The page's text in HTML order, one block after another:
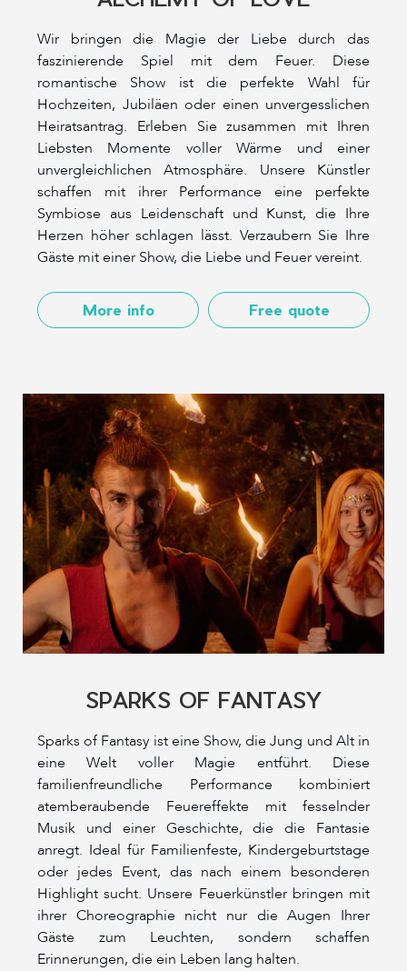
Wir bringen die Magie der Liebe durch das
faszinierende Spiel mit dem Feuer. Diese
romantische Show ist die perfekte Wahl für
Hochzeiten, Jubiläen oder einen unvergesslichen
Heiratsantrag. Erleben Sie zusammen mit Ihren
Liebsten Momente voller Wärme und einer
unvergleichlichen Atmosphäre. Unsere Künstler
schaffen mit ihrer Performance eine perfekte
Symbiose aus Leidenschaft und Kunst, die Ihre
Herzen höher schlagen lässt. Verzaubern Sie Ihre
Gäste mit einer Show, die Liebe und Feuer vereint.
More info Free quote
SPARKS OF FANTASY
Sparks of Fantasy ist eine Show, die Jung und Alt in
eine Welt voller Magie entführt. Diese
familienfreundliche Performance kombiniert
atemberaubende Feuereffekte mit fesselnder
Musik und einer Geschichte, die die Fantasie
anregt. Ideal für Familienfeste, Kindergeburtstage
oder jedes Event, das nach einem besonderen
Highlight sucht. Unsere Feuerkünstler bringen mit
ihrer Choreographie nicht nur die Augen Ihrer
Gäste zum Leuchten, sondern schaffen
Erinnerungen, die ein Leben lang halten.